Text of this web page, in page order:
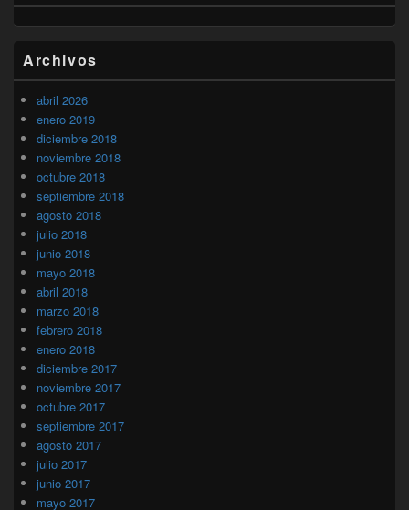
Archivos
abril 2026
enero 2019
diciembre 2018
noviembre 2018
octubre 2018
septiembre 2018
agosto 2018
julio 2018
junio 2018
mayo 2018
abril 2018
marzo 2018
febrero 2018
enero 2018
diciembre 2017
noviembre 2017
octubre 2017
septiembre 2017
agosto 2017
julio 2017
junio 2017
mayo 2017